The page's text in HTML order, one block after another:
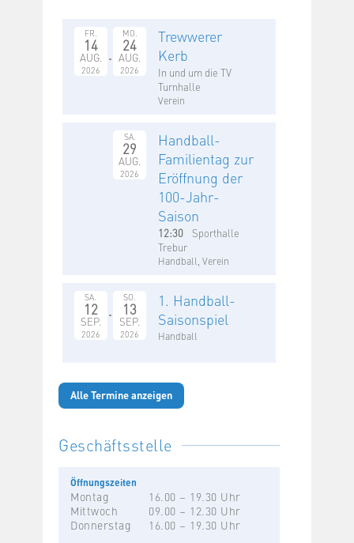
FR.
14
AUG.
2026
MO.
24
AUG.
2026
Trewwerer
Kerb
In und um die TV
Turnhalle
Verein
SA.
29
AUG.
2026
Handball-
Familientag zur
Eröffnung der
100-Jahr-
Saison
12:30
Sporthalle
Trebur
Handball, Verein
SA.
12
SEP.
2026
SO.
13
SEP.
2026
1. Handball-
Saisonspiel
Handball
Alle Termine anzeigen
Geschäftsstelle
Öffnungszeiten
Montag
16.00 – 19.30 Uhr
Mittwoch
09.00 – 12.30 Uhr
Donnerstag
16.00 – 19.30 Uhr